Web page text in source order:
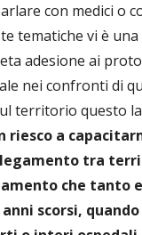
con medici o
tematiche vi è
adesione ai
nei confronti di
territorio questo
riesco a
tra
che tanto
scorsi,